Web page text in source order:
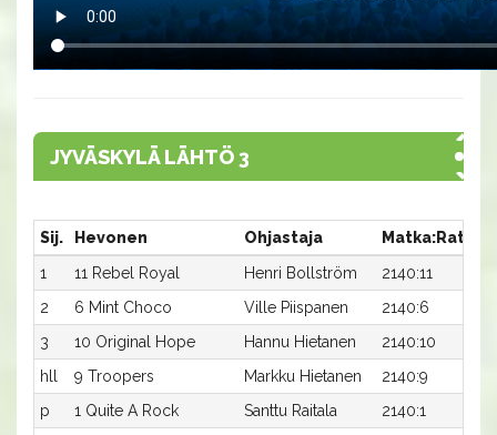
JYVÄSKYLÄ LÄHTÖ 3
Sij. Hevonen Ohjastaja Matka:Rata
1
11 Rebel Royal Henri Bollström 2140:11
2
6 Mint Choco Ville Piispanen 2140:6
3
10 Original Hope Hannu Hietanen 2140:10
hll
9 Troopers Markku Hietanen 2140:9
p
1 Quite A Rock Santtu Raitala 2140:1